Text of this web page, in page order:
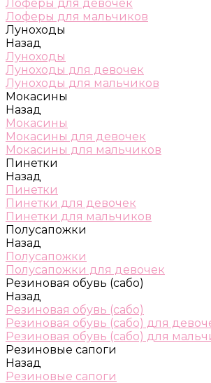
Лоферы для девочек
Лоферы для мальчиков
Луноходы
Назад
Луноходы
Луноходы для девочек
Луноходы для мальчиков
Мокасины
Назад
Мокасины
Мокасины для девочек
Мокасины для мальчиков
Пинетки
Назад
Пинетки
Пинетки для девочек
Пинетки для мальчиков
Полусапожки
Назад
Полусапожки
Полусапожки для девочек
Резиновая обувь (сабо)
Назад
Резиновая обувь (сабо)
Резиновая обувь (сабо) для
Резиновая обувь (сабо) для
Резиновые сапоги
Назад
Резиновые сапоги